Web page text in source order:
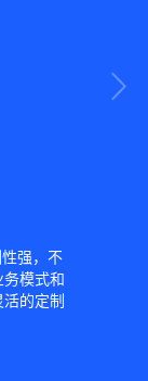
强，不
模式和
的定制